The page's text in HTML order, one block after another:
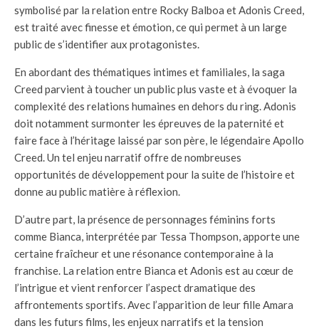
symbolisé par la relation entre Rocky Balboa et Adonis Creed,
est traité avec finesse et émotion, ce qui permet à un large
public de s’identifier aux protagonistes.
En abordant des thématiques intimes et familiales, la saga
Creed parvient à toucher un public plus vaste et à évoquer la
complexité des relations humaines en dehors du ring. Adonis
doit notamment surmonter les épreuves de la paternité et
faire face à l’héritage laissé par son père, le légendaire Apollo
Creed. Un tel enjeu narratif offre de nombreuses
opportunités de développement pour la suite de l’histoire et
donne au public matière à réflexion.
D’autre part, la présence de personnages féminins forts
comme Bianca, interprétée par Tessa Thompson, apporte une
certaine fraîcheur et une résonance contemporaine à la
franchise. La relation entre Bianca et Adonis est au cœur de
l’intrigue et vient renforcer l’aspect dramatique des
affrontements sportifs. Avec l’apparition de leur fille Amara
dans les futurs films, les enjeux narratifs et la tension